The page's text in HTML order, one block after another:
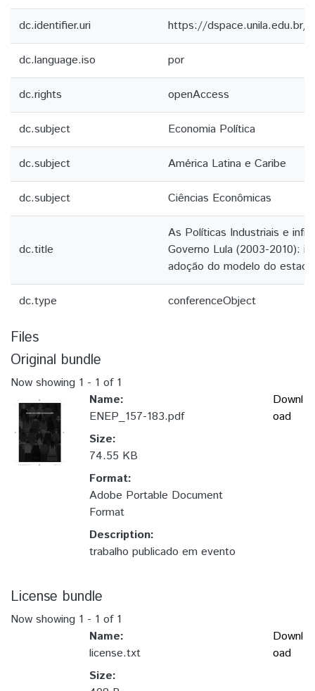
dc.identifier.uri https://dspace.unila.edu.br/
dc.language.iso por
dc.rights openAccess
dc.subject Economia Política
dc.subject América Latina e Caribe
dc.subject Ciências Econômicas
dc.title
As Políticas Industriais e
Governo Lula (2003-2010):
adoção do modelo do
dc.type conferenceObject
Files
Original bundle
Now showing 1 - 1 of 1
Name:
ENEP_157-183.pdf
Size:
74.55 KB
Format:
Adobe Portable Document
Format
Description:
trabalho publicado em evento
Downl
oad
License bundle
Now showing 1 - 1 of 1
Name:
license.txt
Size:
Downl
oad